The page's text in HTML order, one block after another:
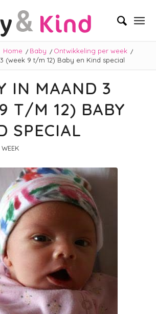
Home / Baby / Ontwikkeling per week /
(week 9 t/m 12) Baby en Kind special
IN MAAND 3
T/M 12) BABY
SPECIAL